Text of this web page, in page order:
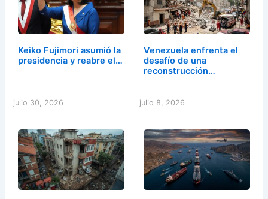
Keiko Fujimori asumió la
presidencia y reabre el…
julio 30, 2026
Venezuela enfrenta el
desafío de una
reconstrucción…
julio 8, 2026